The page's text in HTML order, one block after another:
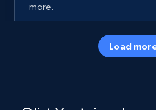
more.
5.7K+
Load